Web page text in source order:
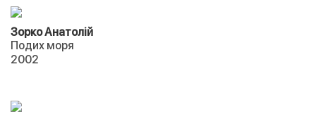
Зорко Анатолій
Подих моря
2002